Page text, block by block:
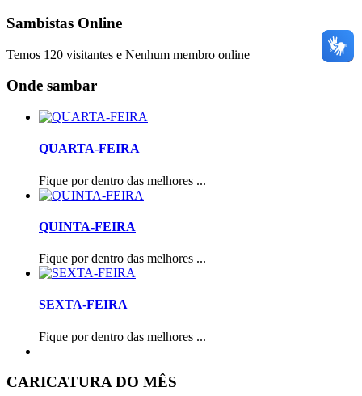
Sambistas Online
Temos 120 visitantes e Nenhum membro online
Onde sambar
QUARTA-FEIRA
Fique por dentro das melhores ...
QUINTA-FEIRA
Fique por dentro das melhores ...
SEXTA-FEIRA
Fique por dentro das melhores ...
CARICATURA DO MÊS